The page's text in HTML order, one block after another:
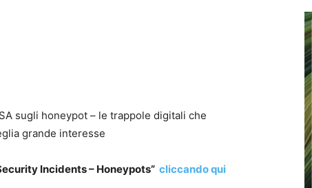
sugli honeypot – le trappole digitali che
grande interesse
Incidents – Honeypots” cliccando qui